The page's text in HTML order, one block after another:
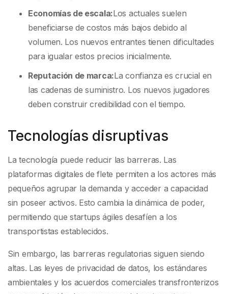
Economías de escala:Los actuales suelen
beneficiarse de costos más bajos debido al
volumen. Los nuevos entrantes tienen dificultades
para igualar estos precios inicialmente.
Reputación de marca:La confianza es crucial en
las cadenas de suministro. Los nuevos jugadores
deben construir credibilidad con el tiempo.
Tecnologías disruptivas
La tecnología puede reducir las barreras. Las
plataformas digitales de flete permiten a los actores más
pequeños agrupar la demanda y acceder a capacidad
sin poseer activos. Esto cambia la dinámica de poder,
permitiendo que startups ágiles desafíen a los
transportistas establecidos.
Sin embargo, las barreras regulatorias siguen siendo
altas. Las leyes de privacidad de datos, los estándares
ambientales y los acuerdos comerciales transfronterizos